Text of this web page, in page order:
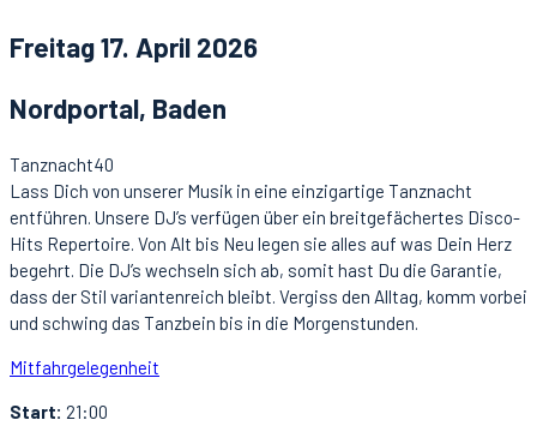
Freitag 17. April 2026
Nordportal, Baden
Tanznacht40
Lass Dich von unserer Musik in eine einzigartige Tanznacht
entführen. Unsere DJ’s verfügen über ein breitgefächertes Disco-
Hits Repertoire. Von Alt bis Neu legen sie alles auf was Dein Herz
begehrt. Die DJ’s wechseln sich ab, somit hast Du die Garantie,
dass der Stil variantenreich bleibt. Vergiss den Alltag, komm vorbei
und schwing das Tanzbein bis in die Morgenstunden.
Mitfahrgelegenheit
Start: 21:00